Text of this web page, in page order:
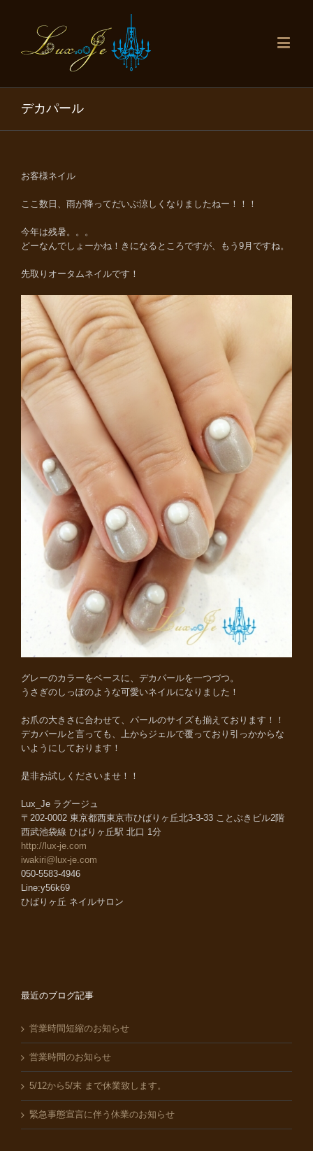
デカパール
お客様ネイル
ここ数日、雨が降ってだいぶ涼しくなりましたねー！！！
今年は残暑。。。
どーなんでしょーかね！きになるところですが、もう9月ですね。
先取りオータムネイルです！
グレーのカラーをベースに、デカパールを一つづつ。
うさぎのしっぽのような可愛いネイルになりました！
お爪の大きさに合わせて、パールのサイズも揃えております！！
デカパールと言っても、上からジェルで覆っており引っかからな
いようにしております！
是非お試しくださいませ！！
Lux_Je ラグージュ
〒202-0002 東京都西東京市ひばりヶ丘北3-3-33 ことぶきビル2階
西武池袋線 ひばりヶ丘駅 北口 1分
http://lux-je.com
iwakiri@lux-je.com
050-5583-4946
Line:y56k69
ひばりヶ丘 ネイルサロン
最近のブログ記事
営業時間短縮のお知らせ
営業時間のお知らせ
5/12から5/末 まで休業致します。
緊急事態宣言に伴う休業のお知らせ